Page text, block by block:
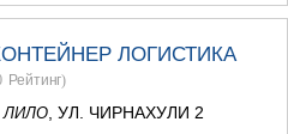
ЛОГИСТИКА
Рейтинг)
ЛИЛО, УЛ. ЧИРНАХУЛИ 2